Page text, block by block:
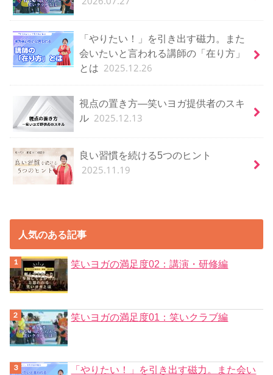
「やりたい！」を引き出す磁力。また
会いたいと言われる講師の「在り方」
とは 2025.12.26
視点の置き方―笑いヨガ提供者のスキ
ル 2025.12.13
良い習慣を続ける5つのヒント
2025.11.19
人気のある記事
笑いヨガの満足度02：講演・研修編
笑いヨガの満足度01：笑いクラブ編
「やりたい！」を引き出す磁力。また会い